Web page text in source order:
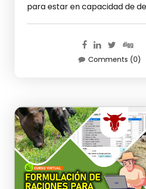
para estar en capacidad de
Comments (0)